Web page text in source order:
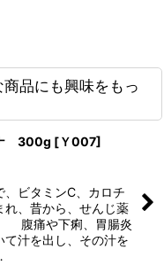
品にも興味をもっ
300g [Ｙ007]
、ビタミンC、カロチ
れ、昔から、せんじ薬
腹痛や下痢、胃腸炎
て汁を出し、その汁を